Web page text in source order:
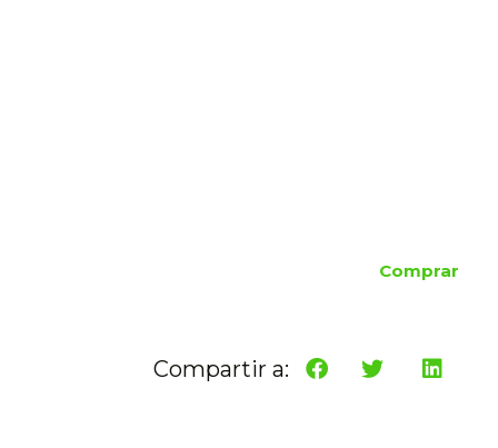
Comprar
Compartir a: